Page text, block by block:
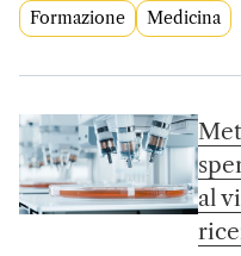
Formazione Medicina
al